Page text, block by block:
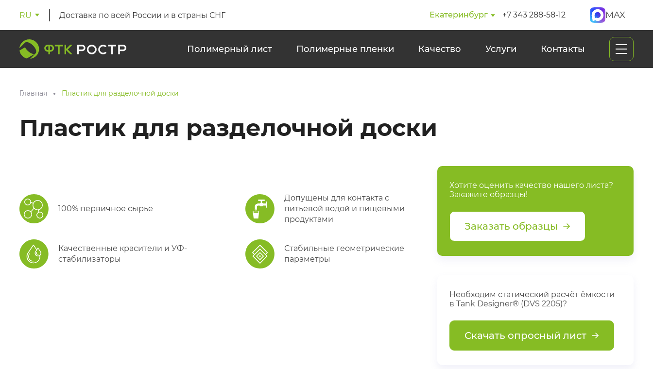
RU Доставка по всей России и в страны СНГ Екатеринбург +7 343 288-58-12 MAX
Полимерный лист Полимерные пленки Качество Услуги Контакты
Главная Пластик для разделочной доски
Пластик для разделочной доски
100% первичное сырье
Допущены для контакта с
питьевой водой и пищевыми
продуктами
Качественные красители и УФ-
стабилизаторы
Стабильные геометрические
параметры
Хотите оценить качество нашего листа?
Закажите образцы!
Заказать образцы
Необходим статический расчёт ёмкости
в Tank Designer® (DVS 2205)?
Скачать опросный лист